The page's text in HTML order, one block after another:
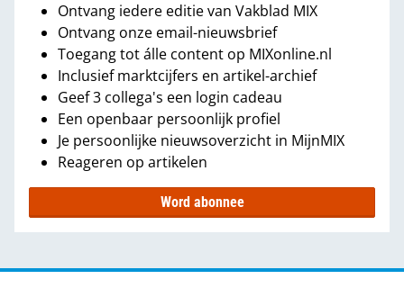
Ontvang iedere editie van Vakblad MIX
Ontvang onze email-nieuwsbrief
Toegang tot álle content op MIXonline.nl
Inclusief marktcijfers en artikel-archief
Geef 3 collega's een login cadeau
Een openbaar persoonlijk profiel
Je persoonlijke nieuwsoverzicht in MijnMIX
Reageren op artikelen
Word abonnee